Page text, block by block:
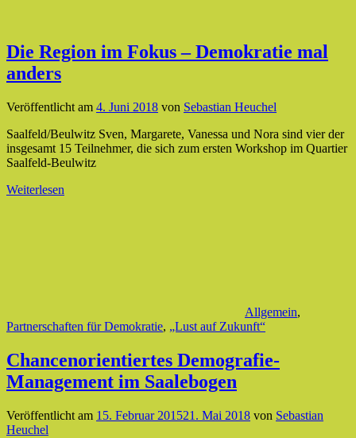
Die Region im Fokus – Demokratie mal
anders
Veröffentlicht am 4. Juni 2018 von Sebastian Heuchel
Saalfeld/Beulwitz Sven, Margarete, Vanessa und Nora sind vier der
insgesamt 15 Teilnehmer, die sich zum ersten Workshop im Quartier
Saalfeld-Beulwitz
Weiterlesen
Allgemein,
Partnerschaften für Demokratie, „Lust auf Zukunft“
Chancenorientiertes Demografie-
Management im Saalebogen
Veröffentlicht am 15. Februar 201521. Mai 2018 von Sebastian
Heuchel